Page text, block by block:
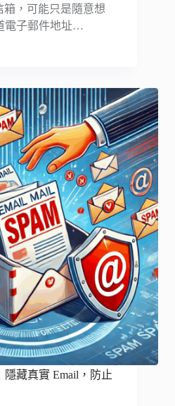
箱，可能只是隨意想
電子郵件地址…
藏真實 Email，防止